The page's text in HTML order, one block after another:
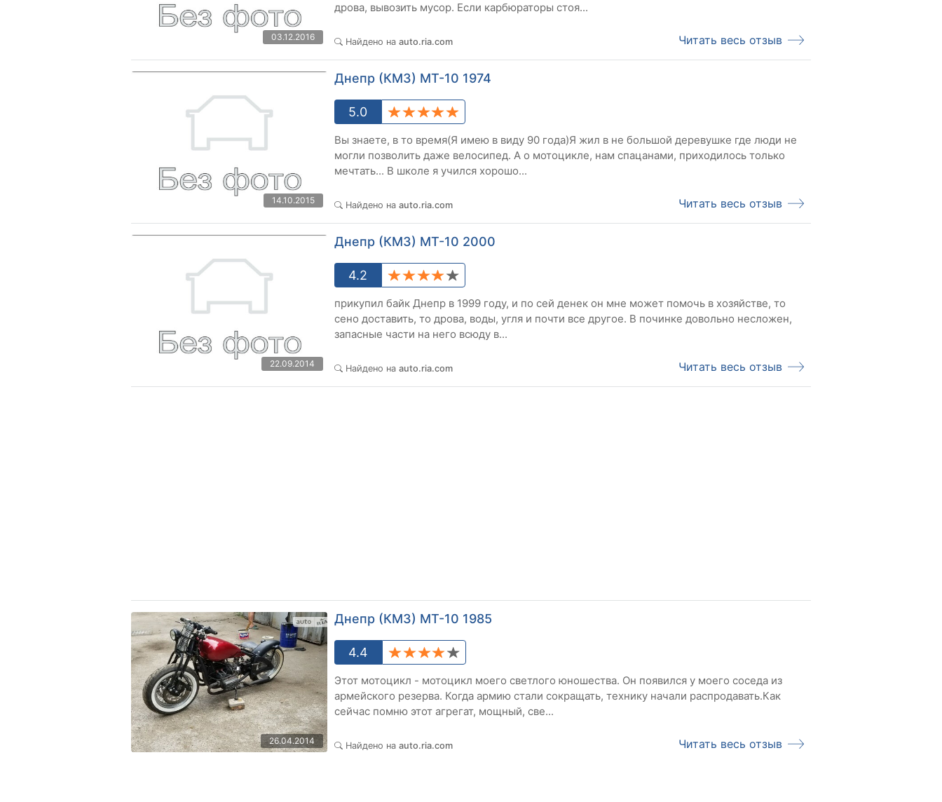
03.12.2016
дрова, вывозить мусор. Если карбюраторы стоя...
Найдено на auto.ria.com Читать весь отзыв
14.10.2015
Днепр (КМЗ) МТ-10 1974
5.0
Вы знаете, в то время(Я имею в виду 90 года)Я жил в не большой деревушке где люди не
могли позволить даже велосипед. А о мотоцикле, нам спацанами, приходилось только
мечтать... В школе я учился хорошо...
Найдено на auto.ria.com Читать весь отзыв
22.09.2014
Днепр (КМЗ) МТ-10 2000
4.2
прикупил байк Днепр в 1999 году, и по сей денек он мне может помочь в хозяйстве, то
сено доставить, то дрова, воды, угля и почти все другое. В починке довольно несложен,
запасные части на него всюду в...
Найдено на auto.ria.com Читать весь отзыв
26.04.2014
Днепр (КМЗ) МТ-10 1985
4.4
Этот мотоцикл - мотоцикл моего светлого юношества. Он появился у моего соседа из
армейского резерва. Когда армию стали сокращать, технику начали распродавать.Как
сейчас помню этот агрегат, мощный, све...
Найдено на auto.ria.com Читать весь отзыв